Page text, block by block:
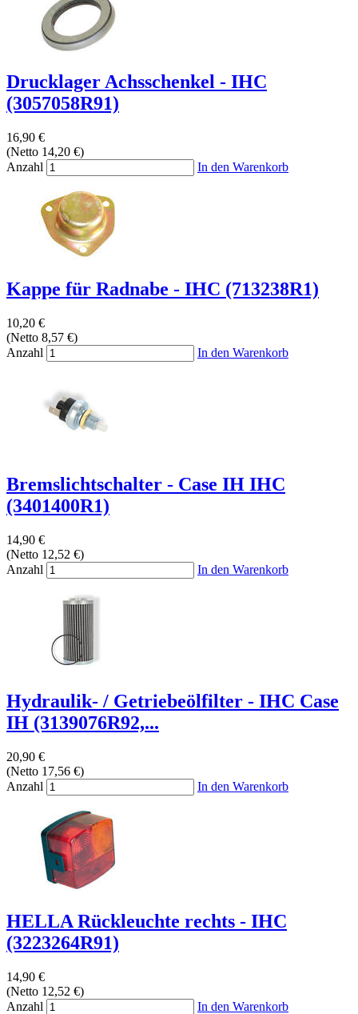
Drucklager Achsschenkel - IHC
(3057058R91)
16,90 €
(Netto 14,20 €)
Anzahl
In den Warenkorb
Kappe für Radnabe - IHC (713238R1)
10,20 €
(Netto 8,57 €)
Anzahl
In den Warenkorb
Bremslichtschalter - Case IH IHC
(3401400R1)
14,90 €
(Netto 12,52 €)
Anzahl
In den Warenkorb
Hydraulik- / Getriebeölfilter - IHC Case
IH (3139076R92,...
20,90 €
(Netto 17,56 €)
Anzahl
In den Warenkorb
HELLA Rückleuchte rechts - IHC
(3223264R91)
14,90 €
(Netto 12,52 €)
Anzahl
In den Warenkorb